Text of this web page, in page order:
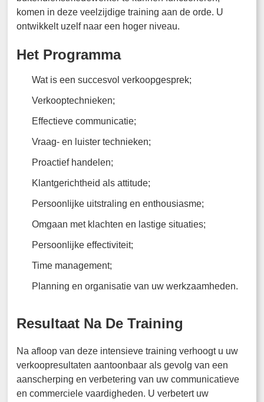
komen in deze veelzijdige training aan de orde. U
ontwikkelt uzelf naar een hoger niveau.
Het Programma
Wat is een succesvol verkoopgesprek;
Verkooptechnieken;
Effectieve communicatie;
Vraag- en luister technieken;
Proactief handelen;
Klantgerichtheid als attitude;
Persoonlijke uitstraling en enthousiasme;
Omgaan met klachten en lastige situaties;
Persoonlijke effectiviteit;
Time management;
Planning en organisatie van uw werkzaamheden.
Resultaat Na De Training
Na afloop van deze intensieve training verhoogt u uw
verkoopresultaten aantoonbaar als gevolg van een
aanscherping en verbetering van uw communicatieve
en commerciele vaardigheden. U verbetert uw